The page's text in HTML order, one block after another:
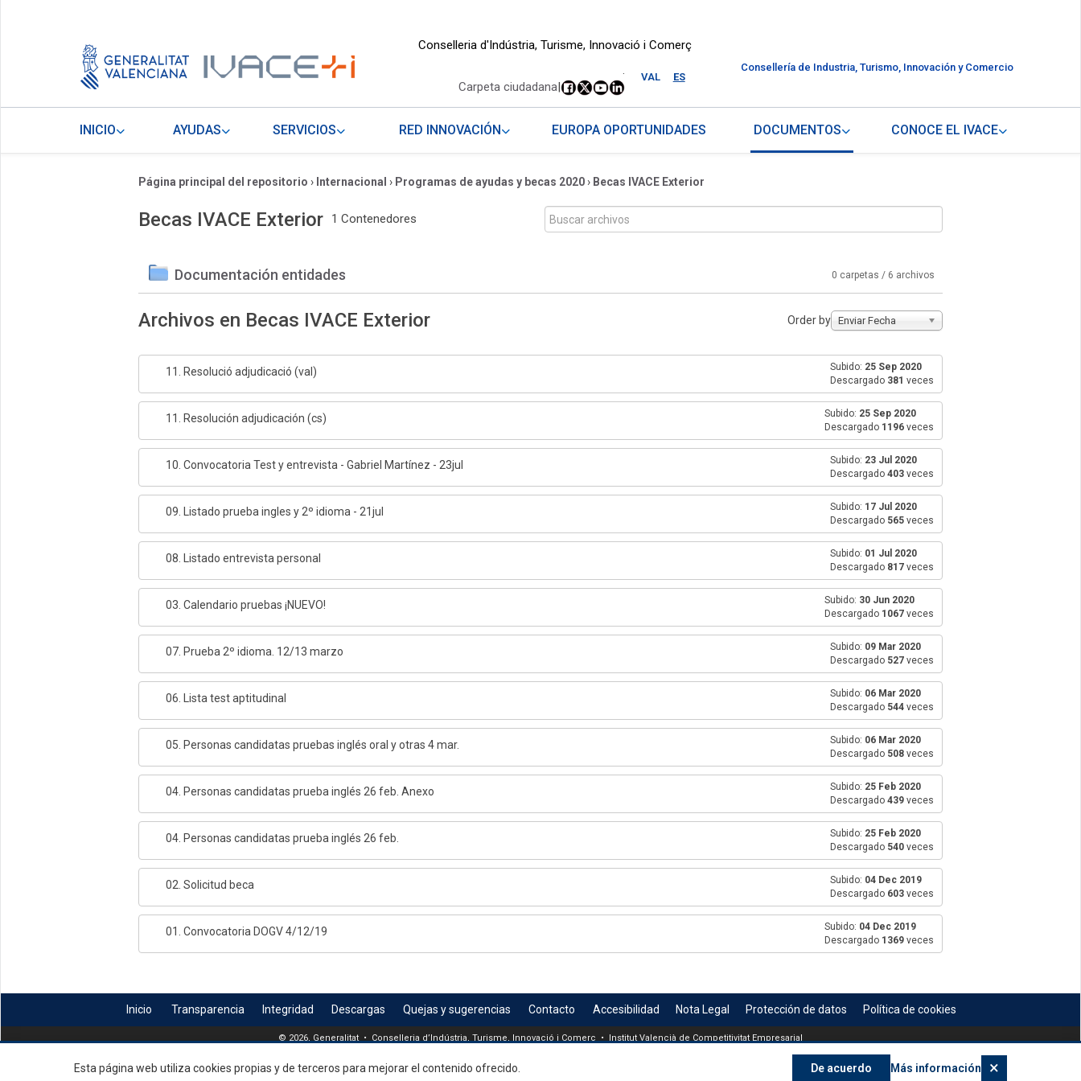
Conselleria d'Indústria, Turisme, Innovació i Comerç
VAL ES
.
Carpeta ciudadana|
Consellería de Industria, Turismo, Innovación y Comercio
INICIO AYUDAS SERVICIOS RED INNOVACIÓN EUROPA OPORTUNIDADES DOCUMENTOS CONOCE EL IVACE
Página principal del repositorio › Internacional › Programas de ayudas y becas 2020› Becas IVACE Exterior
Becas IVACE Exterior 1 Contenedores
Documentación entidades 0 carpetas / 6 archivos
Archivos en Becas IVACE Exterior Order by Enviar Fecha
11. Resolució adjudicació (val) Subido: 25 Sep 2020
Descargado 381 veces
11. Resolución adjudicación (cs) Subido: 25 Sep 2020
Descargado 1196 veces
10. Convocatoria Test y entrevista - Gabriel Martínez - 23jul Subido: 23 Jul 2020
Descargado 403 veces
09. Listado prueba ingles y 2º idioma - 21jul Subido: 17 Jul 2020
Descargado 565 veces
08. Listado entrevista personal Subido: 01 Jul 2020
Descargado 817 veces
03. Calendario pruebas ¡NUEVO! Subido: 30 Jun 2020
Descargado 1067 veces
07. Prueba 2º idioma. 12/13 marzo Subido: 09 Mar 2020
Descargado 527 veces
06. Lista test aptitudinal Subido: 06 Mar 2020
Descargado 544 veces
05. Personas candidatas pruebas inglés oral y otras 4 mar. Subido: 06 Mar 2020
Descargado 508 veces
04. Personas candidatas prueba inglés 26 feb. Anexo Subido: 25 Feb 2020
Descargado 439 veces
04. Personas candidatas prueba inglés 26 feb. Subido: 25 Feb 2020
Descargado 540 veces
02. Solicitud beca Subido: 04 Dec 2019
Descargado 603 veces
01. Convocatoria DOGV 4/12/19 Subido: 04 Dec 2019
Descargado 1369 veces
Inicio Transparencia Integridad Descargas Quejas y sugerencias Contacto Accesibilidad Nota Legal Protección de datos Política de cookies
© 2026, Generalitat • Conselleria d’Indústria, Turisme, Innovació i Comerç • Institut Valencià de Competitivitat Empresarial
Esta página web utiliza cookies propias y de terceros para mejorar el contenido ofrecido. De acuerdo Más información ×